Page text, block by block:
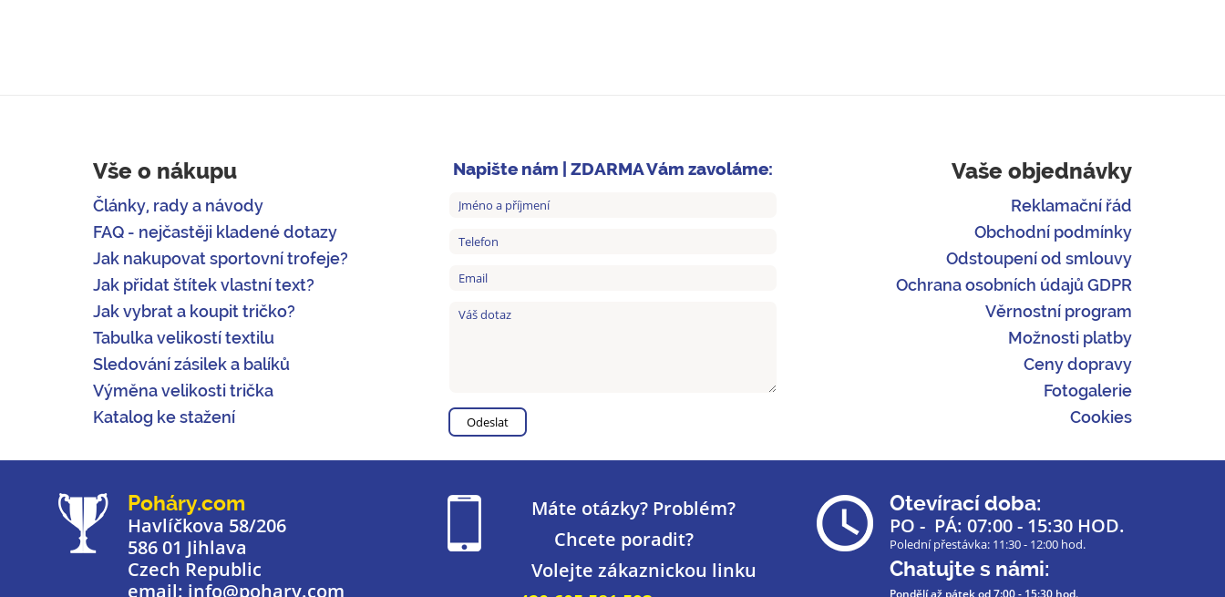
Vše o nákupu
Články, rady a návody
FAQ - nejčastěji kladené dotazy
Jak nakupovat sportovní trofeje?
Jak přidat štítek vlastní text?
Jak vybrat a koupit tričko?
Tabulka velikostí textilu
Sledování zásilek a balíků
Výměna velikosti trička
Katalog ke stažení
Napište nám | ZDARMA Vám zavoláme: Vaše objednávky
Reklamační řád
Obchodní podmínky
Odstoupení od smlouvy
Ochrana osobních údajů GDPR
Věrnostní program
Možnosti platby
Ceny dopravy
Fotogalerie
Cookies
Poháry.com
Havlíčkova 58/206
586 01 Jihlava
Czech Republic
email: info@pohary.com
Máte otázky? Problém?
Chcete poradit?
Volejte zákaznickou linku
Otevírací doba:
PO - PÁ: 07:00 - 15:30 HOD.
Polední přestávka: 11:30 - 12:00 hod.
Chatujte s námi:
Pondělí až pátekod 7:00 - 15:30 hod.